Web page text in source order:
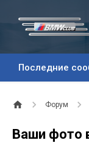
Последние
Форум
Ваши фото